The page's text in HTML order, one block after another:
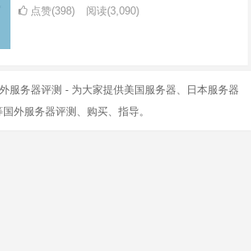
点赞(398) 阅读(3,090)
服务器评测 - 为大家提供美国服务器、日本服务器
国外服务器评测、购买、指导。